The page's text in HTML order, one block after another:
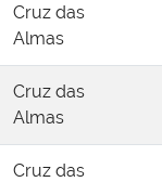
Cruz das
Almas
Cruz das
Almas
Cruz das